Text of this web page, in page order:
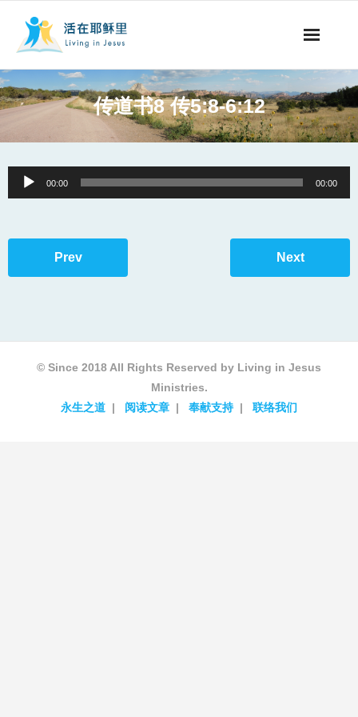
事工概要
阅读文章
传道书8 传5:8-6:12
Audio
Player
00:00 00:00
Prev Next
© Since 2018 All Rights Reserved by Living in Jesus
Ministries.
永生之道
阅读文章 奉献支持 联络我们